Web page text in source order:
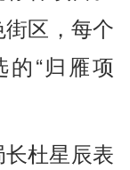
区，每个
“归雁项
长杜星辰表